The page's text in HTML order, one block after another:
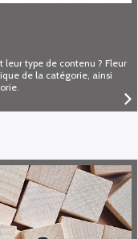
leur type de contenu ? Fleur
de la catégorie, ainsi